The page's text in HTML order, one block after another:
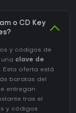
o CD Key
y códigos de
clave de
. Esta oferta está
baratas del
entregan
tras el
y códigos